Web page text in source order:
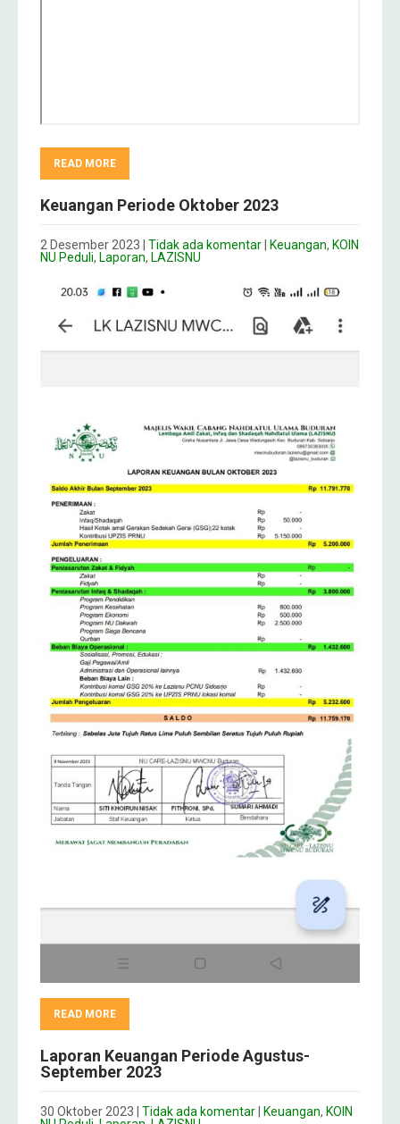
READ MORE
Keuangan Periode Oktober 2023
2 Desember 2023 Tidak ada komentar Keuangan, KOIN
NU Peduli, Laporan, LAZISNU
READ MORE
Laporan Keuangan Periode Agustus-
September 2023
30 Oktober 2023 Tidak ada komentar Keuangan, KOIN